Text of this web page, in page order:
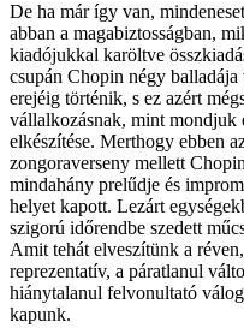
De ha már így van,
abban a magabiztosságban,
kiadójukkal karöltve
csupán Chopin négy
erejéig történik, s ez azért
vállalkozásnak, mint mondjuk
elkészítése. Merthogy ebben
zongoraverseny mellett
mindahány prelűdje és
helyet kapott. Lezárt
szigorú időrendbe szedett
Amit tehát elveszítünk a
reprezentatív, a páratlanul
hiánytalanul felvonultató
kapunk.